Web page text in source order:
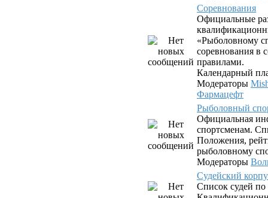
Соревнования
Официальные
«Рыболовному
соревнования в
правилами.
Календарный
Модераторы
Фармацефт
Рыболовный
Официальная
спортсменам.
Положения,
рыболовному
Модераторы
Судейский
Список судей